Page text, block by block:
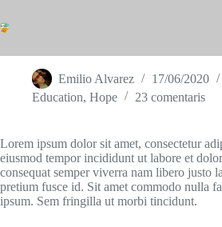
al
contingut
Emilio Alvarez
17/06/2020
Education, Hope 23 comentaris
Lorem ipsum dolor sit amet, consectetur
eiusmod tempor incididunt ut labore et
consequat semper viverra nam libero justo
pretium fusce id. Sit amet commodo nulla
ipsum. Sem fringilla ut morbi tincidunt.